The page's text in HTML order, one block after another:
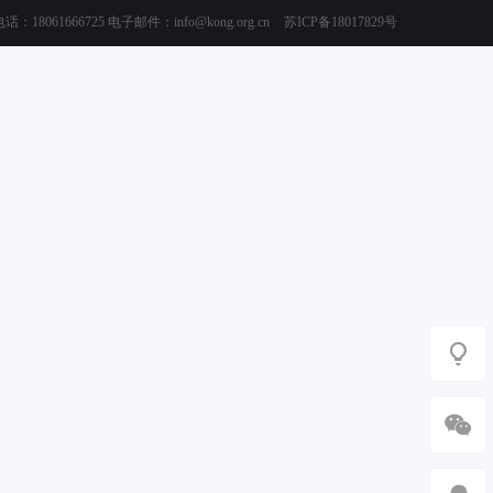
：18061666725 电子邮件：info@kong.org.cn 苏ICP备18017829号